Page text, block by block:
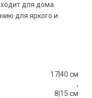
для дома.
для яркого и
17|40 см
,
8|15 см